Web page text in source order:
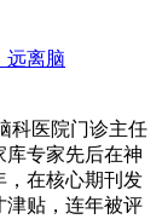
远离脑
科医院门诊主任
库专家先后在神
，在核心期刊发
津贴，连年被评